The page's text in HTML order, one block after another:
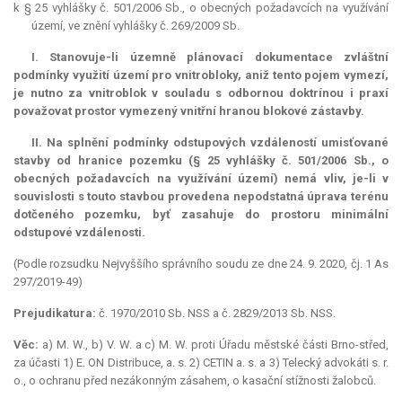
k § 25 vyhlášky č. 501/2006 Sb., o obecných požadavcích na využívání
území, ve znění vyhlášky č. 269/2009 Sb.
I. Stanovuje-li územně plánovací dokumentace zvláštní
podmínky využití území pro vnitrobloky, aniž tento pojem vymezí,
je nutno za vnitroblok v souladu s odbornou doktrínou i praxí
považovat prostor vymezený vnitřní hranou blokové zástavby.
II. Na splnění podmínky odstupových vzdáleností umisťované
stavby od hranice pozemku (§ 25 vyhlášky č. 501/2006 Sb., o
obecných požadavcích na využívání území) nemá vliv, je-li v
souvislosti s touto stavbou provedena nepodstatná úprava terénu
dotčeného pozemku, byť zasahuje do prostoru minimální
odstupové vzdálenosti.
(Podle rozsudku Nejvyššího správního soudu ze dne 24. 9. 2020, čj. 1 As
297/2019-49)
Prejudikatura: č. 1970/2010 Sb. NSS a č. 2829/2013 Sb. NSS.
Věc: a) M. W., b) V. W. a c) M. W. proti Úřadu městské části Brno-střed,
za účasti 1) E. ON Distribuce, a. s. 2) CETIN a. s. a 3) Telecký advokáti s. r.
o., o ochranu před nezákonným zásahem, o kasační stížnosti žalobců.